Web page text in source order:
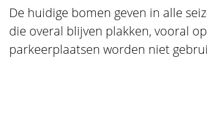
De huidige bomen geven in alle
die overal blijven plakken, vooral
parkeerplaatsen worden niet